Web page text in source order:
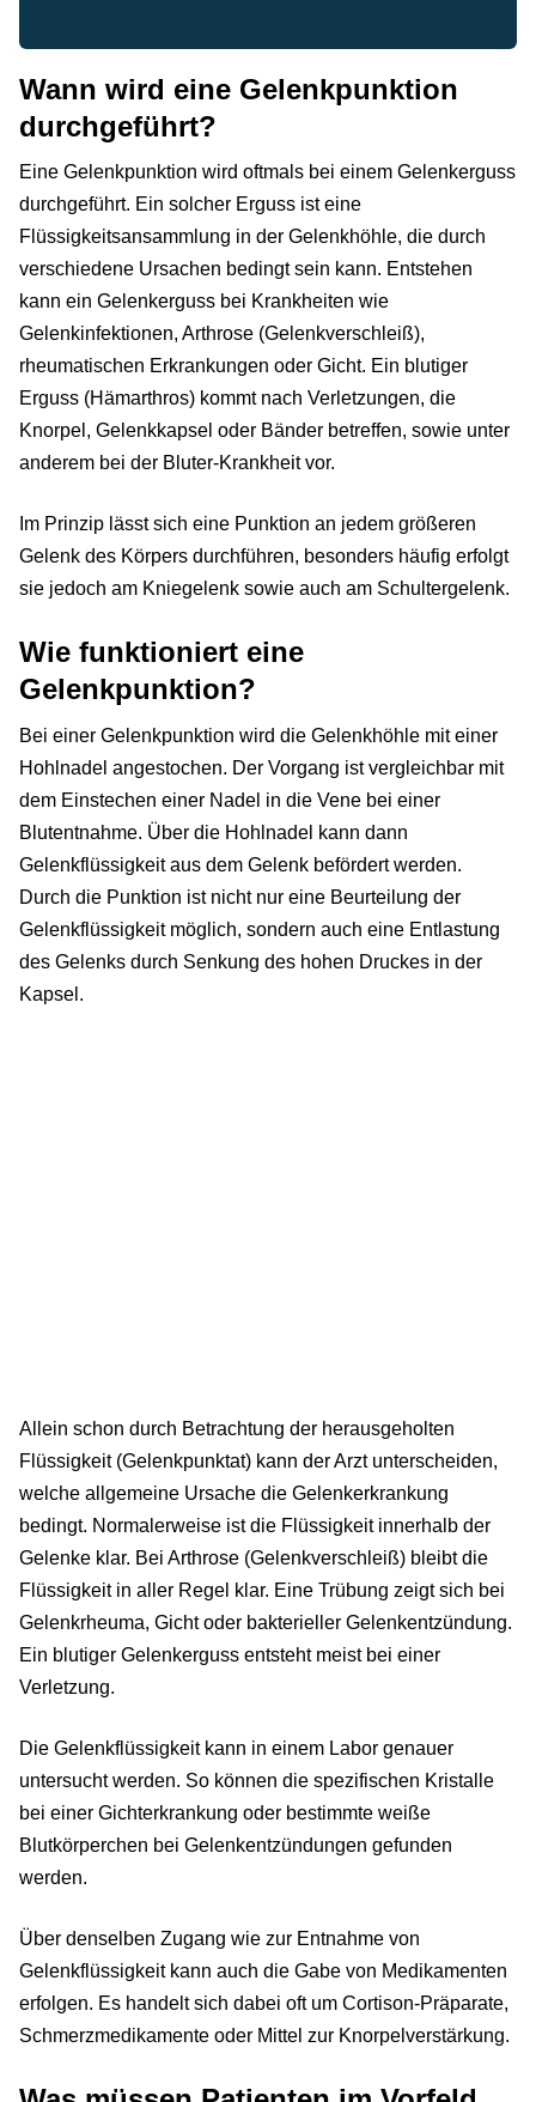
Wann wird eine Gelenkpunktion
durchgeführt?
Eine Gelenkpunktion wird oftmals bei einem Gelenkerguss
durchgeführt. Ein solcher Erguss ist eine
Flüssigkeitsansammlung in der Gelenkhöhle, die durch
verschiedene Ursachen bedingt sein kann. Entstehen
kann ein Gelenkerguss bei Krankheiten wie
Gelenkinfektionen, Arthrose (Gelenkverschleiß),
rheumatischen Erkrankungen oder Gicht. Ein blutiger
Erguss (Hämarthros) kommt nach Verletzungen, die
Knorpel, Gelenkkapsel oder Bänder betreffen, sowie unter
anderem bei der Bluter-Krankheit vor.
Im Prinzip lässt sich eine Punktion an jedem größeren
Gelenk des Körpers durchführen, besonders häufig erfolgt
sie jedoch am Kniegelenk sowie auch am Schultergelenk.
Wie funktioniert eine
Gelenkpunktion?
Bei einer Gelenkpunktion wird die Gelenkhöhle mit einer
Hohlnadel angestochen. Der Vorgang ist vergleichbar mit
dem Einstechen einer Nadel in die Vene bei einer
Blutentnahme. Über die Hohlnadel kann dann
Gelenkflüssigkeit aus dem Gelenk befördert werden.
Durch die Punktion ist nicht nur eine Beurteilung der
Gelenkflüssigkeit möglich, sondern auch eine Entlastung
des Gelenks durch Senkung des hohen Druckes in der
Kapsel.
Allein schon durch Betrachtung der herausgeholten
Flüssigkeit (Gelenkpunktat) kann der Arzt unterscheiden,
welche allgemeine Ursache die Gelenkerkrankung
bedingt. Normalerweise ist die Flüssigkeit innerhalb der
Gelenke klar. Bei Arthrose (Gelenkverschleiß) bleibt die
Flüssigkeit in aller Regel klar. Eine Trübung zeigt sich bei
Gelenkrheuma, Gicht oder bakterieller Gelenkentzündung.
Ein blutiger Gelenkerguss entsteht meist bei einer
Verletzung.
Die Gelenkflüssigkeit kann in einem Labor genauer
untersucht werden. So können die spezifischen Kristalle
bei einer Gichterkrankung oder bestimmte weiße
Blutkörperchen bei Gelenkentzündungen gefunden
werden.
Über denselben Zugang wie zur Entnahme von
Gelenkflüssigkeit kann auch die Gabe von Medikamenten
erfolgen. Es handelt sich dabei oft um Cortison-Präparate,
Schmerzmedikamente oder Mittel zur Knorpelverstärkung.